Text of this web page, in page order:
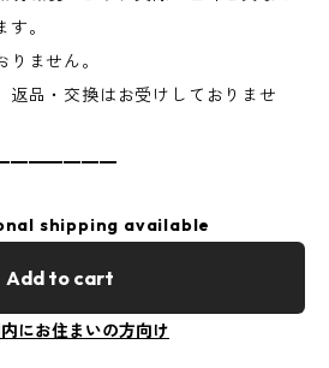
。
ません。
返品・交換はお受けしておりませ
shipping available
Add to cart
にお住まいの方向け